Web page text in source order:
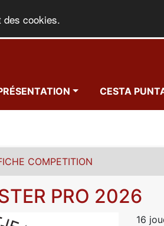
des cookies.
CESTA
COMPETITION
PRO 2026
16